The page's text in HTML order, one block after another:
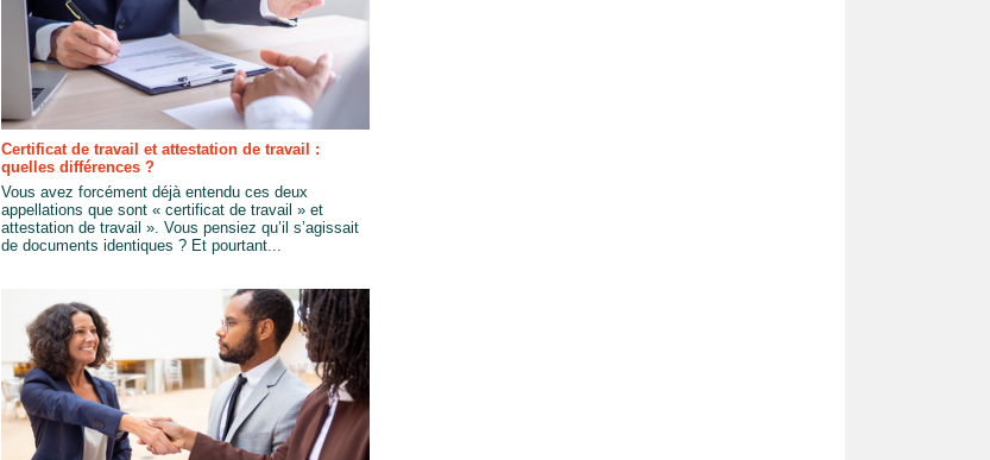
Certificat de travail et attestation de travail :
quelles différences ?
Vous avez forcément déjà entendu ces deux
appellations que sont « certificat de travail » et
attestation de travail ». Vous pensiez qu’il s’agissait
de documents identiques ? Et pourtant...